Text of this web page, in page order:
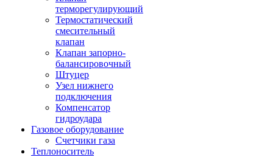
терморегулирующий
Термостатический
смесительный
клапан
Клапан запорно-
балансировочный
Штуцер
Узел нижнего
подключения
Компенсатор
гидроудара
Газовое оборудование
Счетчики газа
Теплоноситель